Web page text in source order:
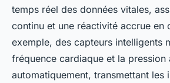
temps réel des données vitales,
continu et une réactivité accrue en
exemple, des capteurs intelligents
fréquence cardiaque et la pression
automatiquement, transmettant les